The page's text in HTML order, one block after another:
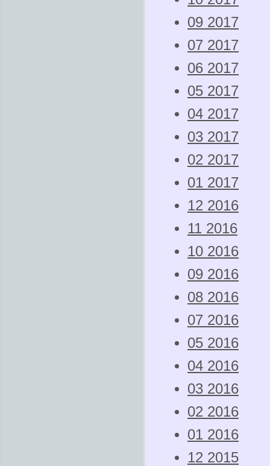
09 2017
07 2017
06 2017
05 2017
04 2017
03 2017
02 2017
01 2017
12 2016
11 2016
10 2016
09 2016
08 2016
07 2016
05 2016
04 2016
03 2016
02 2016
01 2016
12 2015